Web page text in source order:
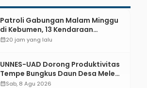
Patroli Gabungan Malam Minggu
di Kebumen, 13 Kendaraan
Terjaring Razia Knalpot Brong
calendar_month20 jam yang lalu
UNNES-UAD Dorong Produktivitas
Tempe Bungkus Daun Desa Meles,
Bantu Mesin dan Pendampingan
calendar_monthSab, 8 Agu 2026